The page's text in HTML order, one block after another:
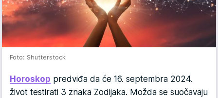
Foto: Shutterstock
Horoskop predviđa da će 16. septembra 2024.
život testirati 3 znaka Zodijaka. Možda se suočavaju